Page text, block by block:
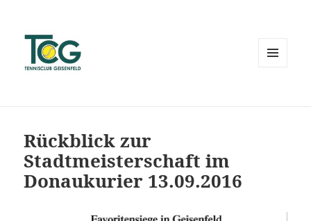
Rückblick zur
Stadtmeisterschaft im
Donaukurier 13.09.2016